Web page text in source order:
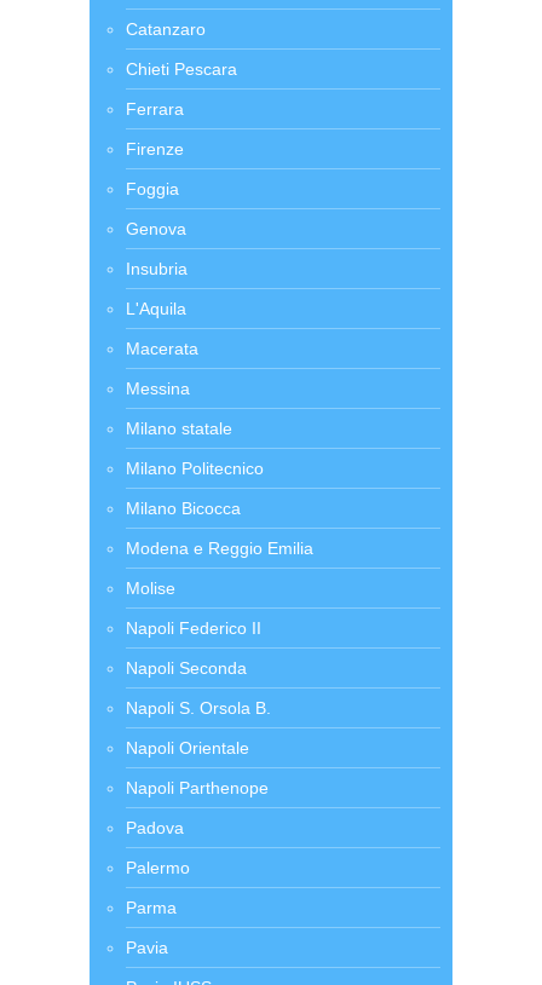
Catanzaro
Chieti Pescara
Ferrara
Firenze
Foggia
Genova
Insubria
L'Aquila
Macerata
Messina
Milano statale
Milano Politecnico
Milano Bicocca
Modena e Reggio Emilia
Molise
Napoli Federico II
Napoli Seconda
Napoli S. Orsola B.
Napoli Orientale
Napoli Parthenope
Padova
Palermo
Parma
Pavia